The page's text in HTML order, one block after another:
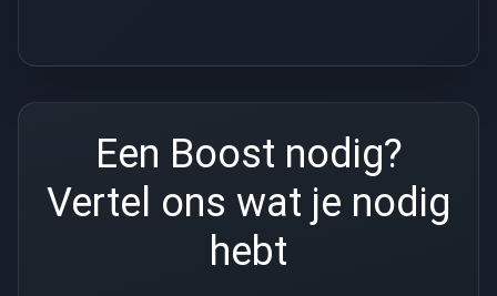
Een Boost nodig?
Vertel ons wat je nodig
hebt